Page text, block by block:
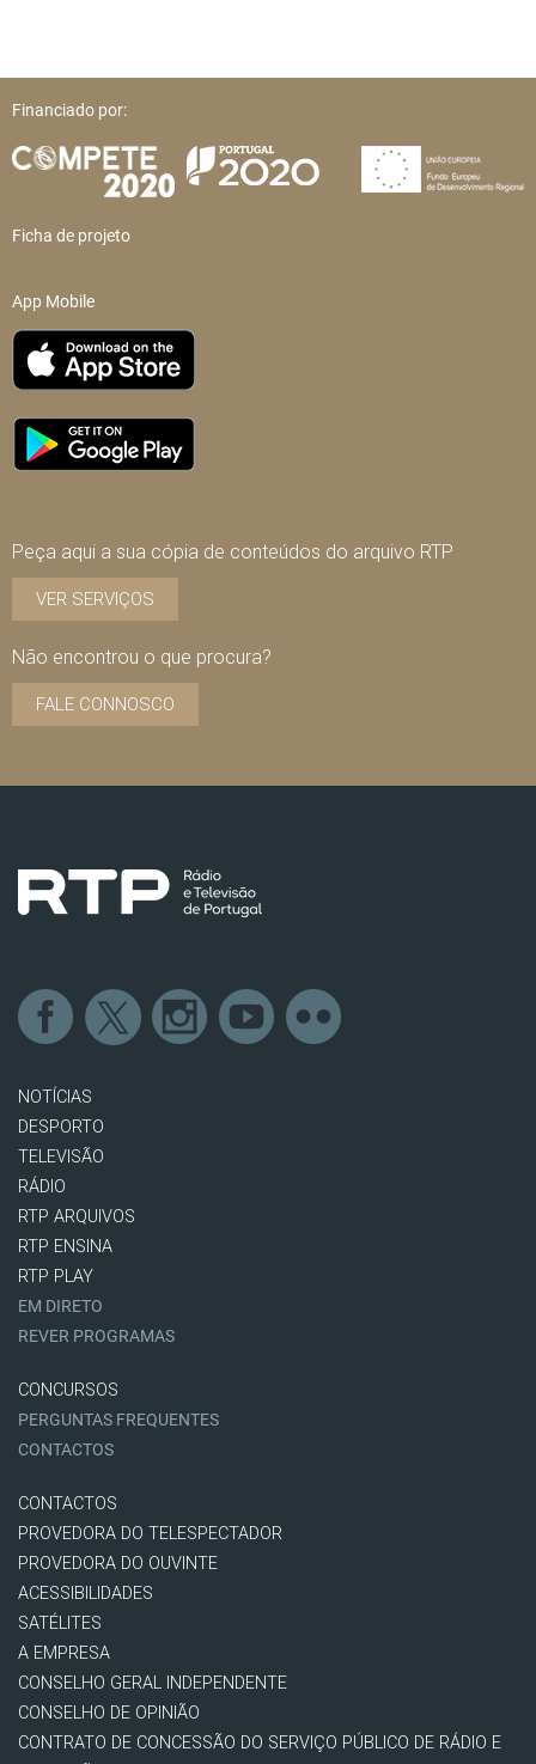
Financiado por:
Ficha de projeto
App Mobile
Peça aqui a sua cópia de conteúdos do arquivo RTP
VER SERVIÇOS
Não encontrou o que procura?
FALE CONNOSCO
NOTÍCIAS
DESPORTO
TELEVISÃO
RÁDIO
RTP ARQUIVOS
RTP ENSINA
RTP PLAY
EM DIRETO
REVER PROGRAMAS
CONCURSOS
PERGUNTAS FREQUENTES
CONTACTOS
CONTACTOS
PROVEDORA DO TELESPECTADOR
PROVEDORA DO OUVINTE
ACESSIBILIDADES
SATÉLITES
A EMPRESA
CONSELHO GERAL INDEPENDENTE
CONSELHO DE OPINIÃO
CONTRATO DE CONCESSÃO DO SERVIÇO PÚBLICO DE RÁDIO E